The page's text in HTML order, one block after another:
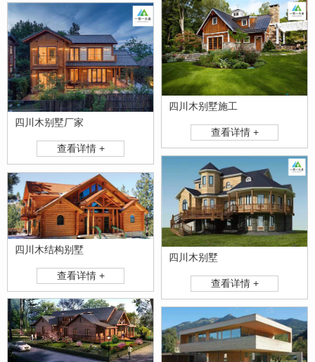
四川木别墅施工
查看详情 +
四川木别墅厂家
查看详情 +
四川木别墅
查看详情 +
四川木结构别墅
查看详情 +